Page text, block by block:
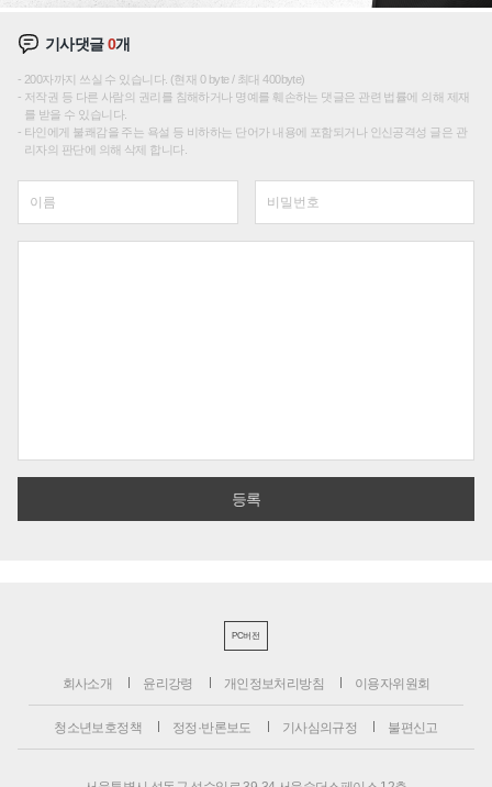
기사댓글0개
200자까지 쓰실 수 있습니다. (현재 0 byte / 최대 400byte)
저작권 등 다른 사람의 권리를 침해하거나 명예를 훼손하는 댓글은 관련 법률에 의해 제재
를 받을 수 있습니다.
타인에게 불쾌감을 주는 욕설 등 비하하는 단어가 내용에 포함되거나 인신공격성 글은 관
리자의 판단에 의해 삭제 합니다.
PC버전
회사소개 윤리강령 개인정보처리방침 이용자위원회
청소년보호정책 정정·반론보도 기사심의규정 불편신고